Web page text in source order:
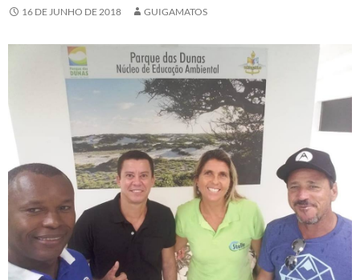
16 DE JUNHO DE 2018 GUIGAMATOS